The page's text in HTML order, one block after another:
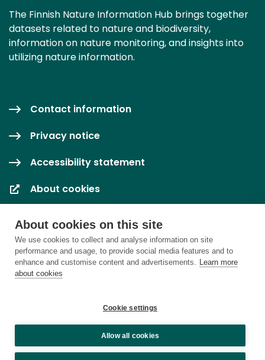
About cookies on this site
We use cookies to collect and analyse information on site
performance and usage, to provide social media features and to
enhance and customise content and advertisements. Learn more
about cookies
Cookie settings
Allow all cookies
The Finnish Nature Information Hub brings together
datasets related to nature and biodiversity,
information on nature monitoring, and insights into
utilizing nature information.
Contact information
Privacy notice
Accessibility statement
About cookies